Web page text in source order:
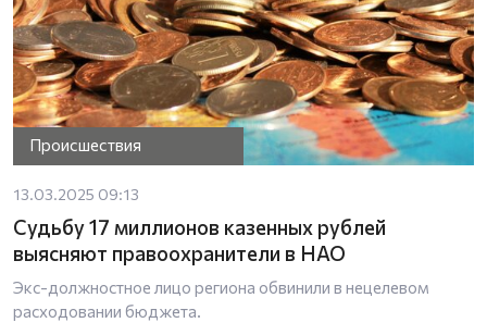
Происшествия
13.03.2025 09:13
Судьбу 17 миллионов казенных рублей
выясняют правоохранители в НАО
Экс-должностное лицо региона обвинили в нецелевом
расходовании бюджета.